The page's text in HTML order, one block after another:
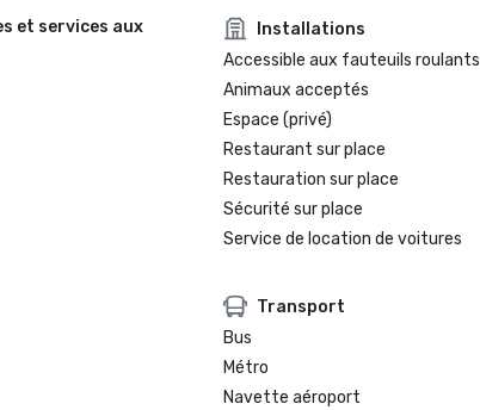
et services aux
Installations
Accessible aux fauteuils roulants
Animaux acceptés
Espace (privé)
Restaurant sur place
Restauration sur place
Sécurité sur place
Service de location de voitures
Transport
Bus
Métro
Navette aéroport